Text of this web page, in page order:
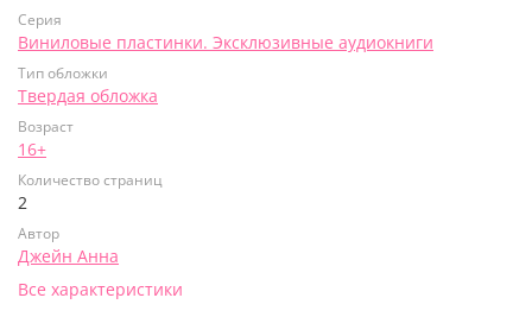
Серия
Виниловые пластинки. Эксклюзивные аудиокниги
Тип обложки
Твердая обложка
Возраст
16+
Количество страниц
2
Автор
Джейн Анна
Все характеристики